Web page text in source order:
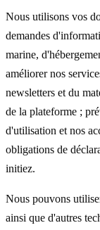
Nous utilisons vos
demandes
marine,
améliorer nos
newsletters et du
de la plateforme ;
d'utilisation et nos
obligations de
initiez.
Nous pouvons
ainsi que d'autres